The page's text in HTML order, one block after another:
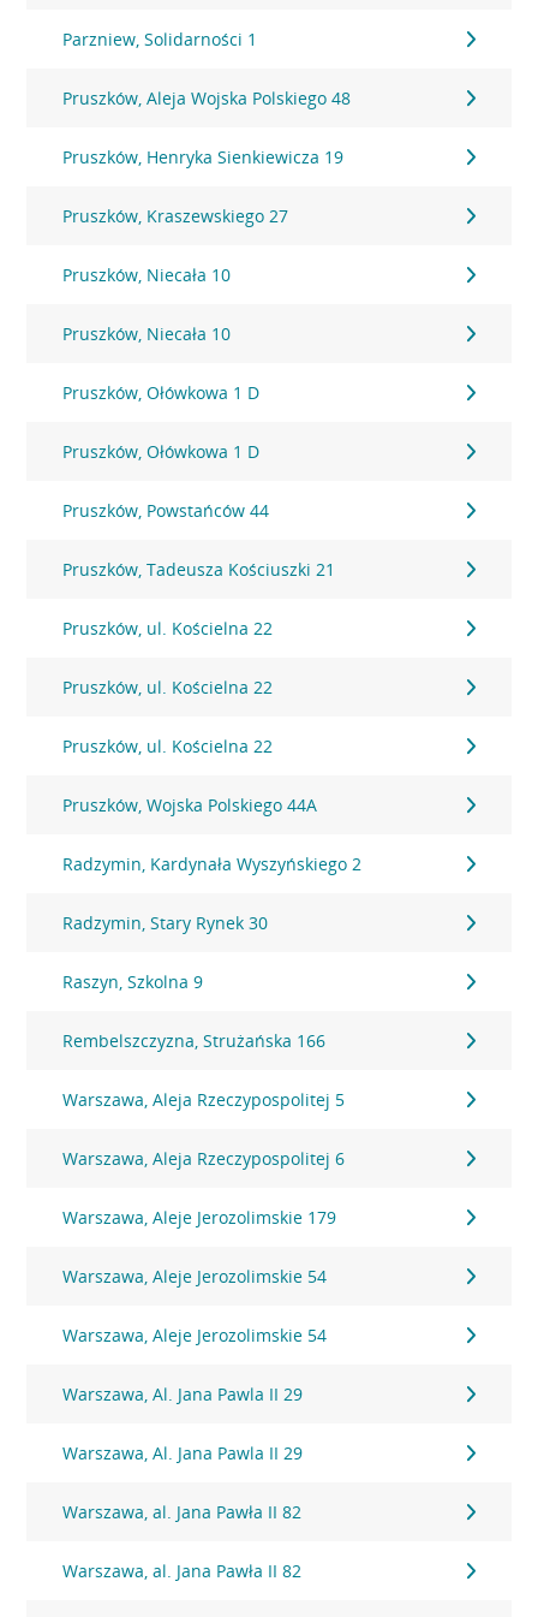
Parzniew, Solidarności 1
Pruszków, Aleja Wojska Polskiego 48
Pruszków, Henryka Sienkiewicza 19
Pruszków, Kraszewskiego 27
Pruszków, Niecała 10
Pruszków, Niecała 10
Pruszków, Ołówkowa 1 D
Pruszków, Ołówkowa 1 D
Pruszków, Powstańców 44
Pruszków, Tadeusza Kościuszki 21
Pruszków, ul. Kościelna 22
Pruszków, ul. Kościelna 22
Pruszków, ul. Kościelna 22
Pruszków, Wojska Polskiego 44A
Radzymin, Kardynała Wyszyńskiego 2
Radzymin, Stary Rynek 30
Raszyn, Szkolna 9
Rembelszczyzna, Strużańska 166
Warszawa, Aleja Rzeczypospolitej 5
Warszawa, Aleja Rzeczypospolitej 6
Warszawa, Aleje Jerozolimskie 179
Warszawa, Aleje Jerozolimskie 54
Warszawa, Aleje Jerozolimskie 54
Warszawa, Al. Jana Pawla II 29
Warszawa, Al. Jana Pawla II 29
Warszawa, al. Jana Pawła II 82
Warszawa, al. Jana Pawła II 82